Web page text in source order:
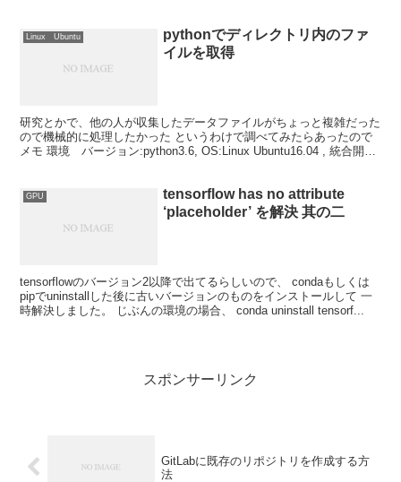
Linux Ubuntu
pythonでディレクトリ内のファ
イルを取得
研究とかで、他の人が収集したデータファイルがちょっと複雑だった
ので機械的に処理したかった というわけで調べてみたらあったので
メモ 環境 バージョン:python3.6, OS:Linux Ubuntu16.04 , 統合開発
GPU
tensorflow has no attribute
‘placeholder’ を解決 其の二
tensorflowのバージョン2以降で出てるらしいので、 condaもしくは
pipでuninstallした後に古いバージョンのものをインストールして 一
時解決しました。 じぶんの環境の場合、 conda uninstall tensorf...
スポンサーリンク
GitLabに既存のリポジトリを作成する方
法